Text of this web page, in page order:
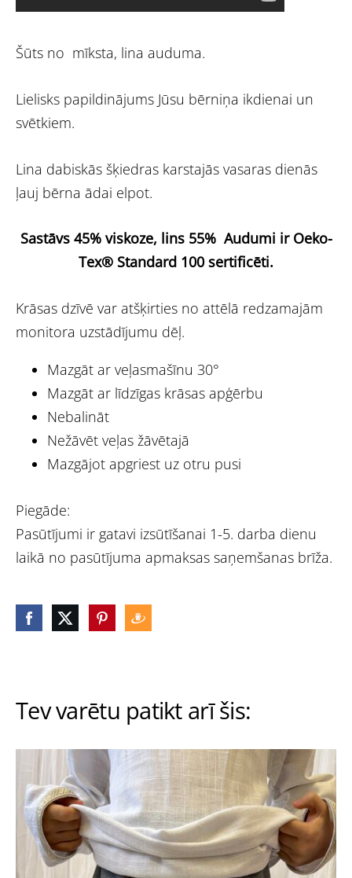
Šūts no mīksta, lina auduma.
Lielisks papildinājums Jūsu bērniņa ikdienai un
svētkiem.
Lina dabiskās šķiedras karstajās vasaras dienās
ļauj bērna ādai elpot.
Sastāvs 45% viskoze, lins 55% Audumi ir Oeko-
Tex® Standard 100 sertificēti.
Krāsas dzīvē var atšķirties no attēlā redzamajām
monitora uzstādījumu dēļ.
Mazgāt ar veļasmašīnu 30°
Mazgāt ar līdzīgas krāsas apģērbu
Nebalināt
Nežāvēt veļas žāvētajā
Mazgājot apgriest uz otru pusi
Piegāde:
Pasūtījumi ir gatavi izsūtīšanai 1-5. darba dienu
laikā no pasūtījuma apmaksas saņemšanas brīža.
Tev varētu patikt arī šis: